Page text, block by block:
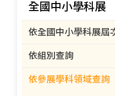
全國中小學科展
依全國中小學科展屆
依組別查詢
依參展學科領域查詢